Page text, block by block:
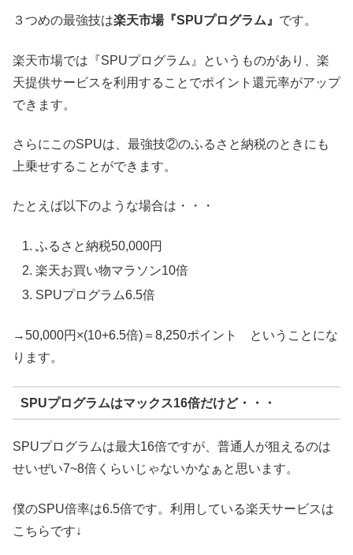
３つめの最強技は楽天市場『SPUプログラム』 です。
楽天市場では『SPUプログラム』というものがあり、楽
天提供サービスを利用することでポイント還元率がアップ
できます。
さらにこのSPUは、最強技②のふるさと納税のときにも
上乗せすることができます。
たとえば以下のような場合は・・・
ふるさと納税50,000円
楽天お買い物マラソン10倍
SPUプログラム6.5倍
→50,000円×(10+6.5倍)＝8,250ポイント ということにな
ります。
SPUプログラムはマックス16倍だけど・・・
SPUプログラムは最大16倍ですが、普通人が狙えるのは
せいぜい7~8倍くらいじゃないかなぁと思います。
僕のSPU倍率は6.5倍です。利用している楽天サービスは
こちらです↓